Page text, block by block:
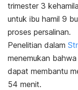
trimester 3
untuk ibu hamil 9
proses persalinan.
Penelitian dalam S
menemukan
dapat membantu
54 menit.